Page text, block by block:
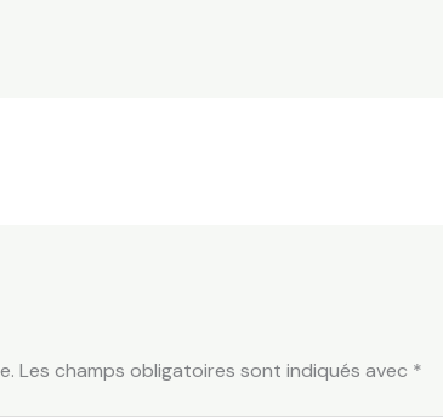
Les champs obligatoires sont indiqués avec *